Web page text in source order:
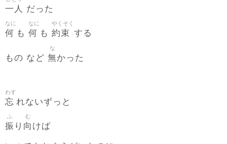
一人 だった
何
なに
も 何
なに
も 約束
やくそく
する
もの など 無
な
かった
忘
わす
れないずっと
振
ふ
り 向
む
けば